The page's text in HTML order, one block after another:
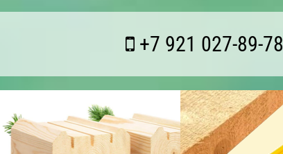
+7 921 027-89-78